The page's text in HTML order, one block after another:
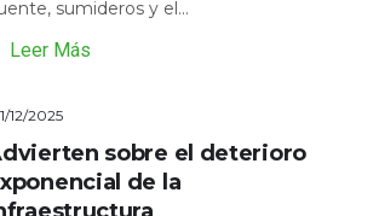
sumideros y el...
Leer Más
12/2025
sobre el deterioro
de la